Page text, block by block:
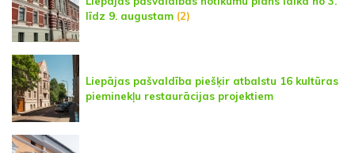
līdz 9. augustam (2)
Liepājas pašvaldība piešķir atbalstu 16 kultūras
pieminekļu restaurācijas projektiem